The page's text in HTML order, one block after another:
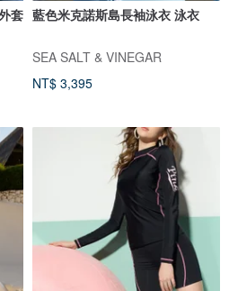
套 藍色米克諾斯島長袖泳衣 泳衣
SEA SALT & VINEGAR
NT$ 3,395